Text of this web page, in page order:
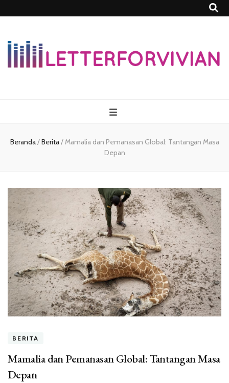
Beranda/Berita/Mamalia dan Pemanasan Global: Tantangan Masa
Depan
BERITA
Mamalia dan Pemanasan Global: Tantangan Masa
Depan